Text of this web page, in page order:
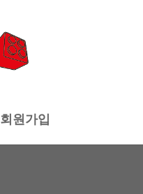
회원가입